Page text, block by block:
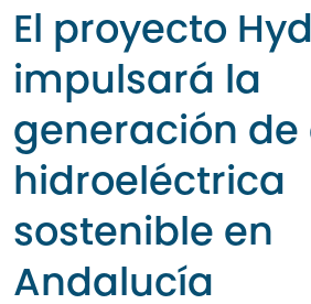
i
t
e
r
El proyecto
impulsará la
generación
hidroeléctrica
sostenible en
Andalucía